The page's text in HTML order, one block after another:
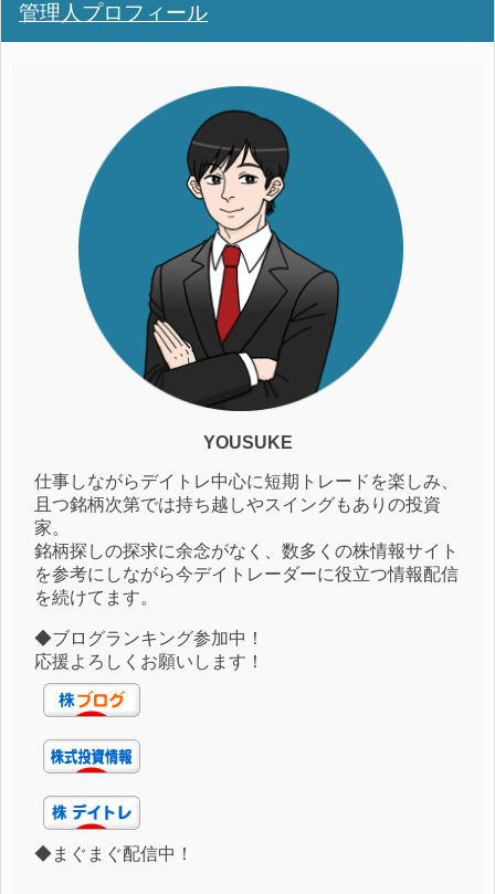
管理人プロフィール
YOUSUKE
仕事しながらデイトレ中心に短期トレードを楽しみ、
且つ銘柄次第では持ち越しやスイングもありの投資
家。
銘柄探しの探求に余念がなく、数多くの株情報サイト
を参考にしながら今デイトレーダーに役立つ情報配信
を続けてます。
◆ブログランキング参加中！
応援よろしくお願いします！
◆まぐまぐ配信中！